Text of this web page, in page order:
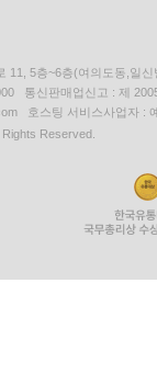
11, 5층~6층(여의도동,일신
통신판매업신고 : 제
호스팅 서비스사업자 :
Reserved.